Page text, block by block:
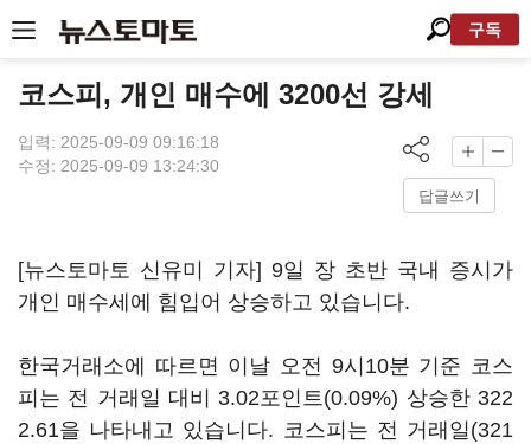
구독
코스피, 개인 매수에 3200선 강세
입력: 2025-09-09 09:16:18
수정: 2025-09-09 13:24:30
답글쓰기
[뉴스토마토 신유미 기자] 9일 장 초반 국내 증시가
개인 매수세에 힘입어 상승하고 있습니다.
한국거래소에 따르면 이날 오전 9시10분 기준 코스
피는 전 거래일 대비 3.02포인트(0.09%) 상승한 322
2.61을 나타내고 있습니다. 코스피는 전 거래일(321